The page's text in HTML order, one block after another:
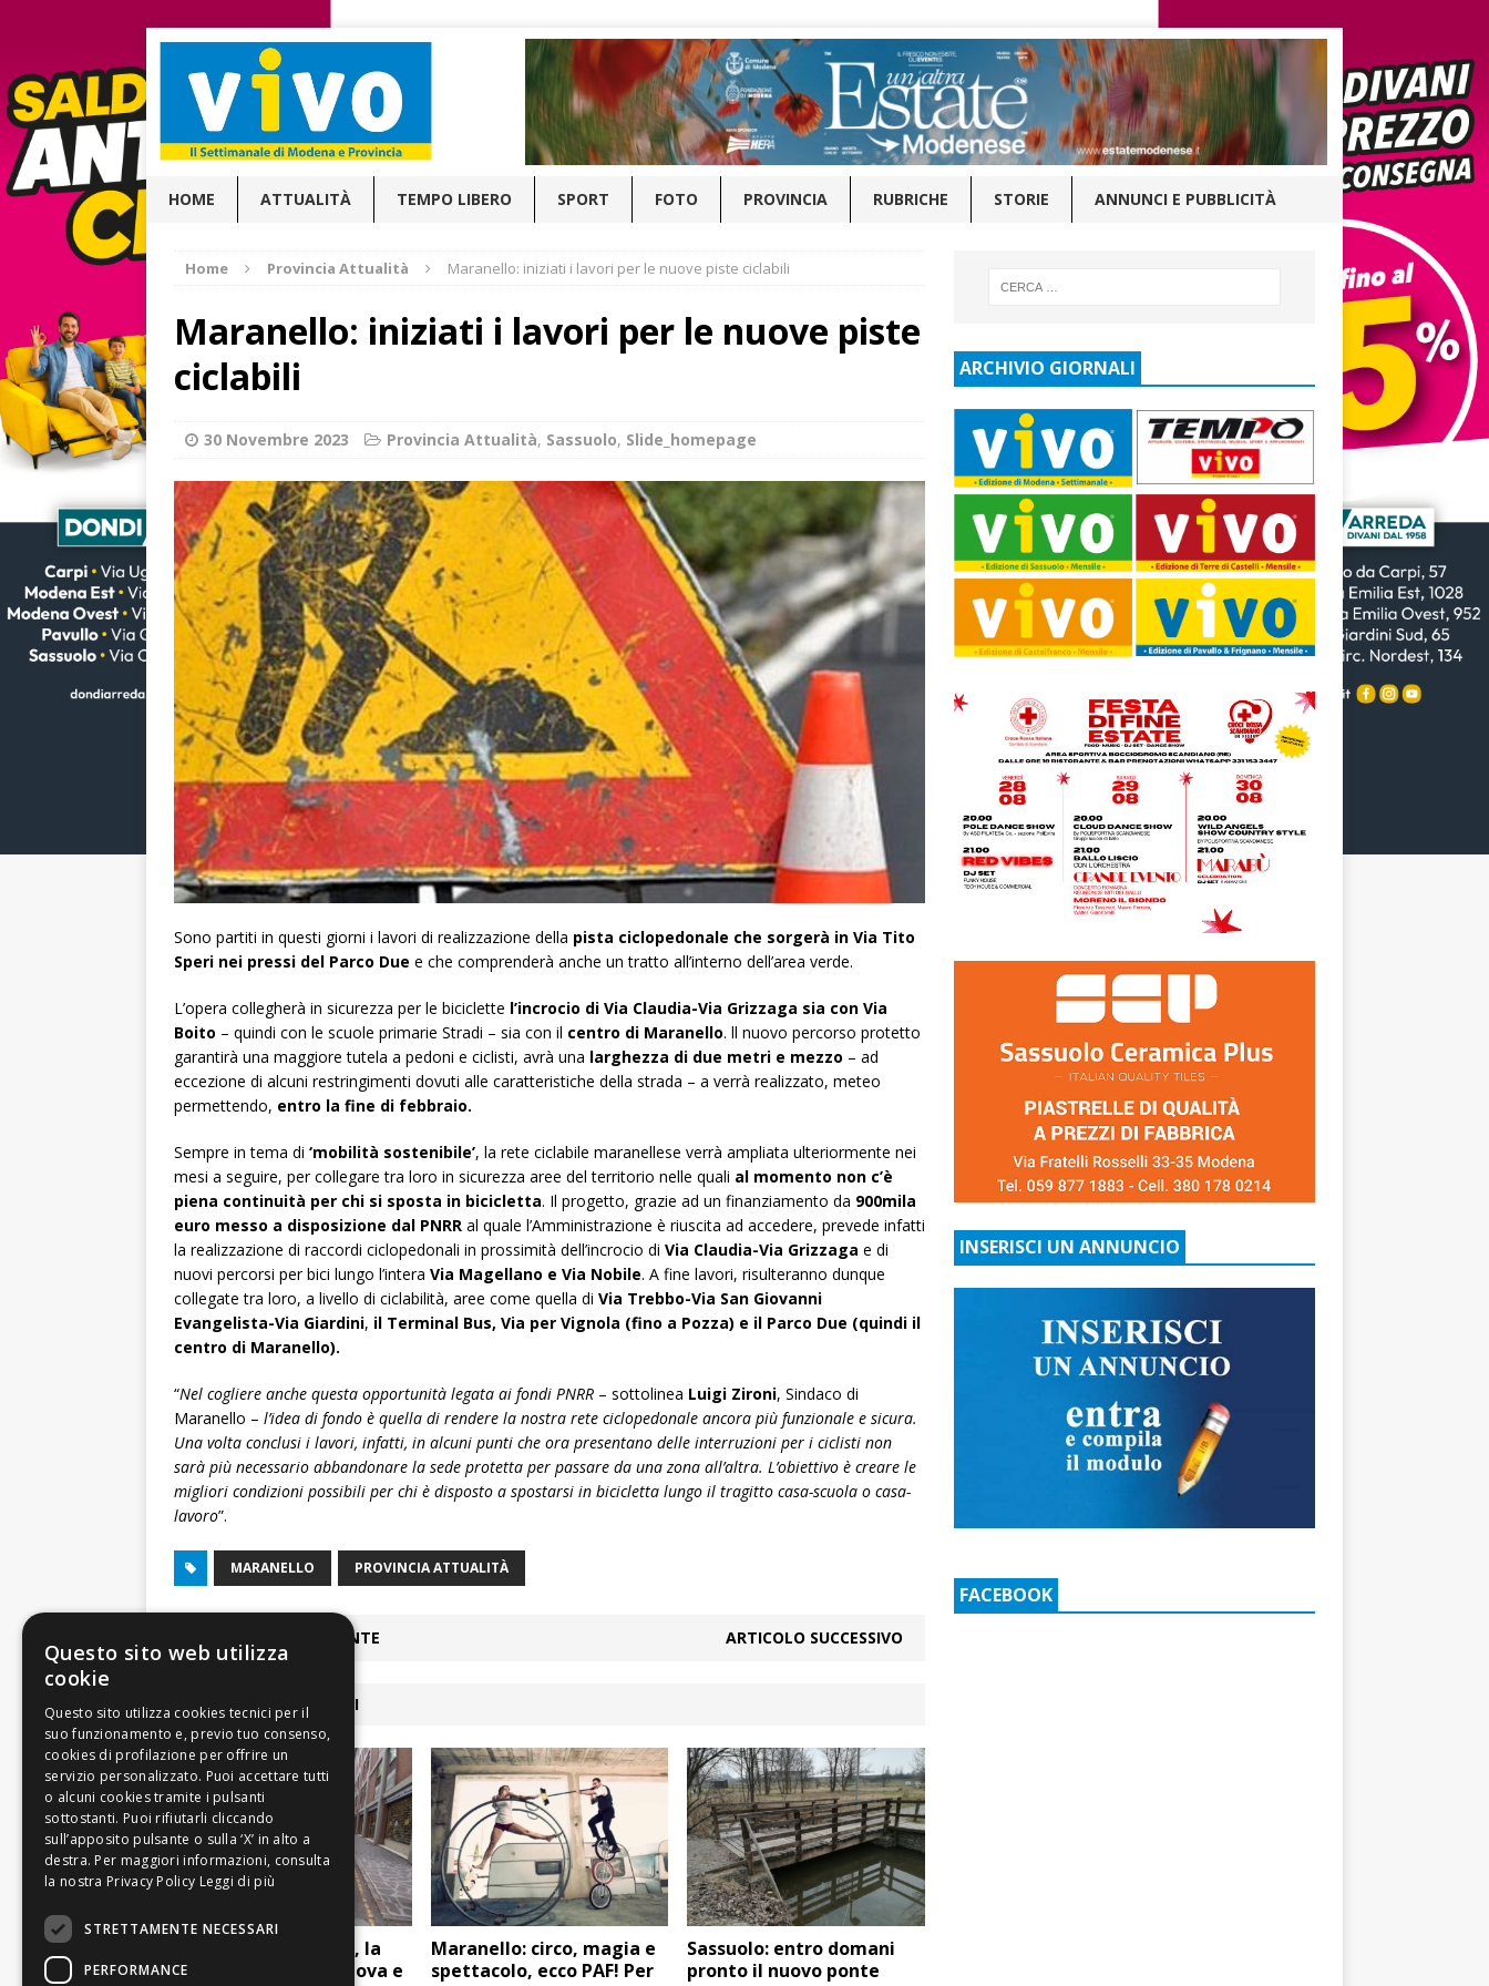
HOME ATTUALITÀ TEMPO LIBERO SPORT FOTO PROVINCIA RUBRICHE STORIE ANNUNCI E PUBBLICITÀ
Home Provincia Attualità Maranello: iniziati i lavori per le nuove piste ciclabili
Maranello: iniziati i lavori per le nuove piste
ciclabili
30 Novembre 2023 Provincia Attualità, Sassuolo, Slide_homepage
Sono partiti in questi giorni i lavori di realizzazione della pista ciclopedonale che sorgerà in Via Tito
Speri nei pressi del Parco Due e che comprenderà anche un tratto all’interno dell’area verde.
L’opera collegherà in sicurezza per le biciclette l’incrocio di Via Claudia-Via Grizzaga sia con Via
Boito – quindi con le scuole primarie Stradi – sia con il centro di Maranello. ll nuovo percorso protetto
garantirà una maggiore tutela a pedoni e ciclisti, avrà una larghezza di due metri e mezzo – ad
eccezione di alcuni restringimenti dovuti alle caratteristiche della strada – a verrà realizzato, meteo
permettendo, entro la fine di febbraio.
Sempre in tema di ‘mobilità sostenibile’, la rete ciclabile maranellese verrà ampliata ulteriormente nei
mesi a seguire, per collegare tra loro in sicurezza aree del territorio nelle quali al momento non c’è
piena continuità per chi si sposta in bicicletta. Il progetto, grazie ad un finanziamento da 900mila
euro messo a disposizione dal PNRR al quale l’Amministrazione è riuscita ad accedere, prevede infatti
la realizzazione di raccordi ciclopedonali in prossimità dell’incrocio di Via Claudia-Via Grizzaga e di
nuovi percorsi per bici lungo l’intera Via Magellano e Via Nobile. A fine lavori, risulteranno dunque
collegate tra loro, a livello di ciclabilità, aree come quella di Via Trebbo-Via San Giovanni
Evangelista-Via Giardini, il Terminal Bus, Via per Vignola (fino a Pozza) e il Parco Due (quindi il
centro di Maranello).
“Nel cogliere anche questa opportunità legata ai fondi PNRR – sottolinea Luigi Zironi, Sindaco di
Maranello – l’idea di fondo è quella di rendere la nostra rete ciclopedonale ancora più funzionale e sicura.
Una volta conclusi i lavori, infatti, in alcuni punti che ora presentano delle interruzioni per i ciclisti non
sarà più necessario abbandonare la sede protetta per passare da una zona all’altra. L’obiettivo è creare le
migliori condizioni possibili per chi è disposto a spostarsi in bicicletta lungo il tragitto casa-scuola o casa-
lavoro”.
MARANELLO PROVINCIA ATTUALITÀ
ARTICOLO PRECEDENTE ARTICOLO SUCCESSIVO
ARTICOLI COLLEGATI
Carpi: viale Carducci, la
pista ciclabile si rinnova e
Maranello: circo, magia e
spettacolo, ecco PAF! Per
Sassuolo: entro domani
pronto il nuovo ponte
ARCHIVIO GIORNALI
INSERISCI UN ANNUNCIO
FACEBOOK
Questo sito web utilizza
cookie
Leggi di più
STRETTAMENTE NECESSARI
PERFORMANCE